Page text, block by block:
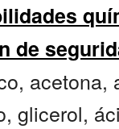
de
acetona,
glicerol,